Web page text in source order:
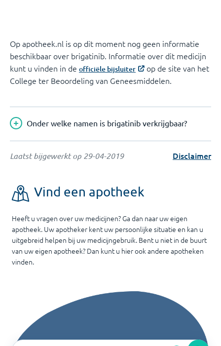
Op apotheek.nl is op dit moment nog geen informatie
beschikbaar over brigatinib. Informatie over dit medicijn
kunt u vinden in de officiële bijsluiter
op de site van het
College ter Beoordeling van Geneesmiddelen.
Onder welke namen is brigatinib verkrijgbaar?
Laatst bijgewerkt op 29-04-2019 Disclaimer
Vind een apotheek
Heeft u vragen over uw medicijnen? Ga dan naar uw eigen
apotheek. Uw apotheker kent uw persoonlijke situatie en kan u
uitgebreid helpen bij uw medicijngebruik. Bent u niet in de buurt
van uw eigen apotheek? Dan kunt u hier ook andere apotheken
vinden.